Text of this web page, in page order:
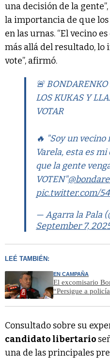
una decisión de la
la importancia de que los
en las urnas. “El vecino
más allá del resultado, lo
vote”, afirmó.
🚨
LOS KUKAS Y
VOTAR
🔥 "Soy un
Varela, esta es mi
que la gente
VOTEN"
pic.twitter.com/
— Agarra la Pala
September 7,
LEÉ TAMBIÉN:
EN CAMPAÑA
El excomisario
“Persigue a
Consultado sobre su
candidato libertario
una de las principales